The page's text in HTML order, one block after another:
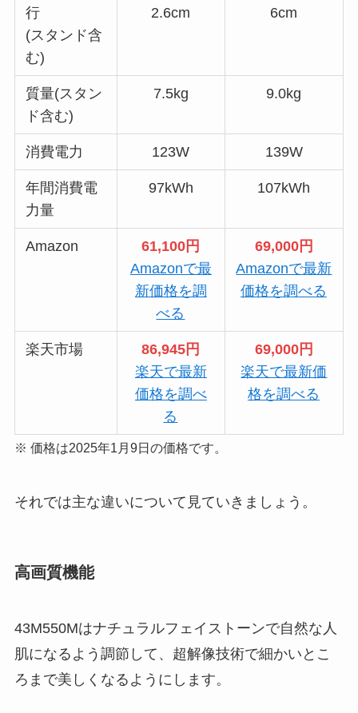
行
(スタンド含
む)
2.6cm
6cm
質量(スタン
ド含む)
7.5kg 9.0kg
消費電力 123W 139W
年間消費電
力量
97kWh 107kWh
Amazon
61,100円
Amazonで最
新価格を調
べる
69,000円
Amazonで最新
価格を調べる
楽天市場
86,945円
楽天で最新
価格を調べ
る
69,000円
楽天で最新価
格を調べる
※ 価格は2025年1月9日の価格です。
それでは主な違いについて見ていきましょう。
高画質機能
43M550Mはナチュラルフェイストーンで自然な人
肌になるよう調節して、超解像技術で細かいとこ
ろまで美しくなるようにします。